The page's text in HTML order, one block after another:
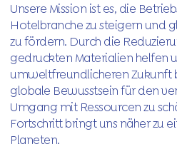
Unsere Mission ist es, die
Hotelbranche zu steigern und
zu fördern. Durch die
gedruckten Materialien helfen
umweltfreundlicheren Zukunft
globale Bewusstsein für den
Umgang mit Ressourcen zu
Fortschritt bringt uns näher zu
Planeten.